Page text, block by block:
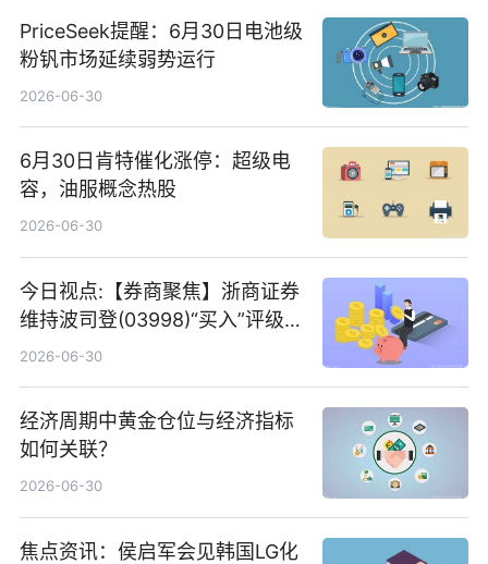
PriceSeek提醒：6月30日电池级
粉钒市场延续弱势运行
2026-06-30
6月30日肯特催化涨停：超级电
容，油服概念热股
2026-06-30
今日视点:【券商聚焦】浙商证券
维持波司登(03998)“买入”评级
指其业绩高质量稳增长
2026-06-30
经济周期中黄金仓位与经济指标
如何关联？
2026-06-30
焦点资讯：侯启军会见韩国LG化